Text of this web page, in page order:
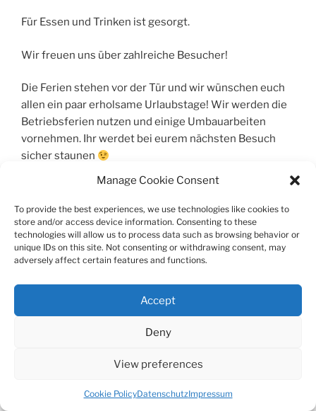
Manage Cookie Consent
To provide the best experiences, we use technologies like cookies to
store and/or access device information. Consenting to these
technologies will allow us to process data such as browsing behavior or
unique IDs on this site. Not consenting or withdrawing consent, may
adversely affect certain features and functions.
Accept
Deny
View preferences
Cookie PolicyDatenschutzImpressum
Für Essen und Trinken ist gesorgt.
Wir freuen uns über zahlreiche Besucher!
Die Ferien stehen vor der Tür und wir wünschen euch
allen ein paar erholsame Urlaubstage! Wir werden die
Betriebsferien nutzen und einige Umbauarbeiten
vornehmen. Ihr werdet bei eurem nächsten Besuch
sicher staunen
Euer Team der Reitschule Erfurt
POSTED
ON
DECEMBER 21, 2023
Weihnachtsbrief
Liebe Reitschüler, liebe Eltern,
nochmal einige Punkte revuepassieren lassen und